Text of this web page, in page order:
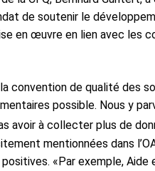
de soutenir le
en œuvre en lien avec les
convention de qualité des
possible. Nous y
avoir à collecter plus de
mentionnées dans
«Par exemple,